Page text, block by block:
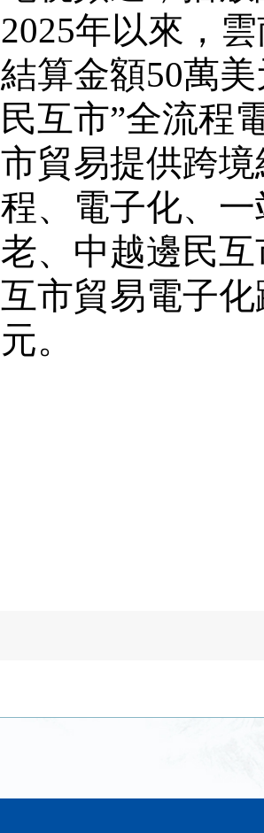
2025年以來，
結算金額50萬
民互市”全流程
市貿易提供跨
程、電子化、
老、中越邊民
互市貿易電子
元。